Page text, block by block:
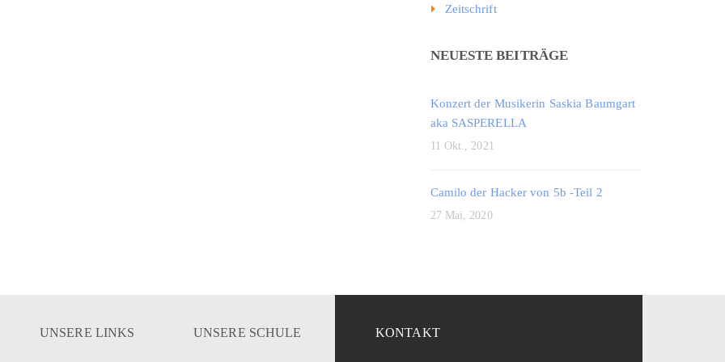
Zeitschrift
NEUESTE BEITRÄGE
Konzert der Musikerin Saskia Baumgart
aka SASPERELLA
11 Okt., 2021
Camilo der Hacker von 5b -Teil 2
27 Mai, 2020
UNSERE LINKS UNSERE SCHULE KONTAKT